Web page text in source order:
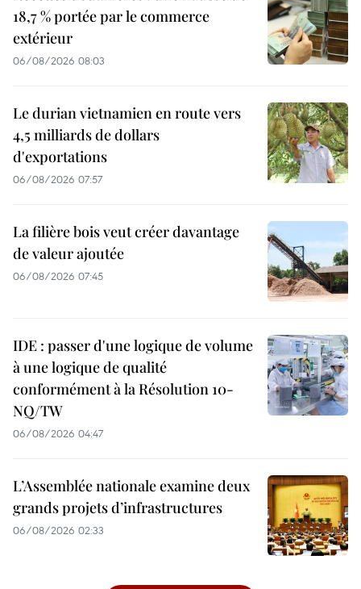
18,7 % portée par le commerce
extérieur
06/08/2026 08:03
Le durian vietnamien en route vers
4,5 milliards de dollars
d'exportations
06/08/2026 07:57
La filière bois veut créer davantage
de valeur ajoutée
06/08/2026 07:45
IDE : passer d'une logique de volume
à une logique de qualité
conformément à la Résolution 10-
NQ/TW
06/08/2026 04:47
L’Assemblée nationale examine deux
grands projets d’infrastructures
06/08/2026 02:33